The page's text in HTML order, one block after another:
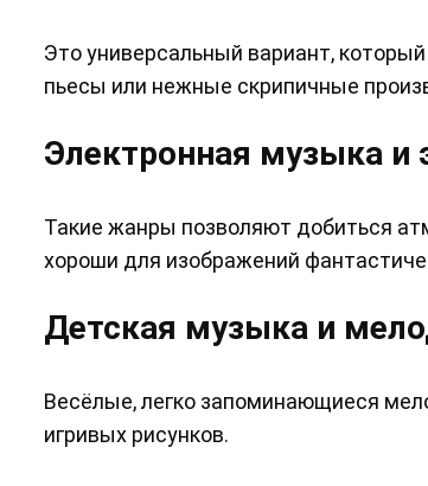
Это универсальный вариант,
пьесы или нежные скрипичные
Электронная музыка и
Такие жанры позволяют добиться
хороши для изображений
Детская музыка и
Весёлые, легко запоминающиеся
игривых рисунков.